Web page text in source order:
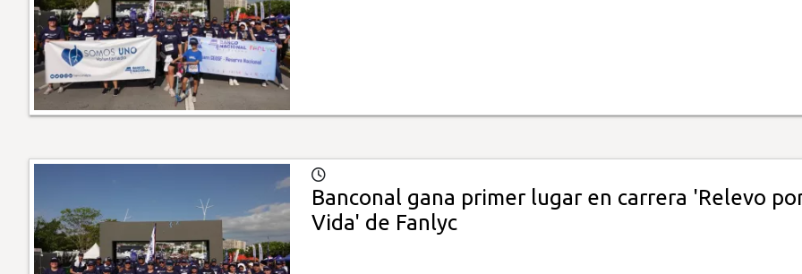
Banconal gana primer lugar en carrera 'Relevo
Vida' de Fanlyc